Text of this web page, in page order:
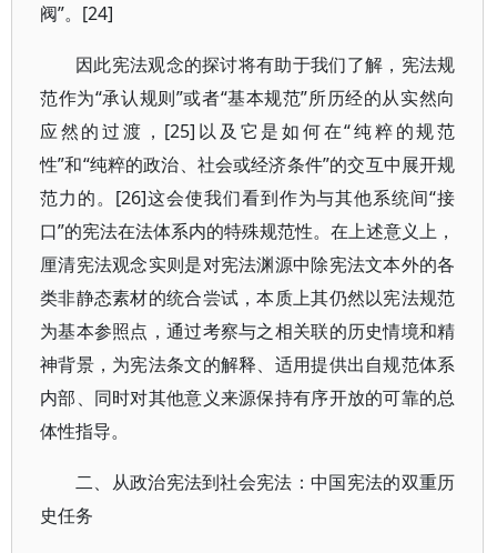
阀”。[24]
因此宪法观念的探讨将有助于我们了解，宪法规
范作为“承认规则”或者“基本规范”所历经的从实然向
应然的过渡，[25]以及它是如何在“纯粹的规范
性”和“纯粹的政治、社会或经济条件”的交互中展开规
范力的。[26]这会使我们看到作为与其他系统间“接
口”的宪法在法体系内的特殊规范性。在上述意义上，
厘清宪法观念实则是对宪法渊源中除宪法文本外的各
类非静态素材的统合尝试，本质上其仍然以宪法规范
为基本参照点，通过考察与之相关联的历史情境和精
神背景，为宪法条文的解释、适用提供出自规范体系
内部、同时对其他意义来源保持有序开放的可靠的总
体性指导。
二、从政治宪法到社会宪法：中国宪法的双重历
史任务